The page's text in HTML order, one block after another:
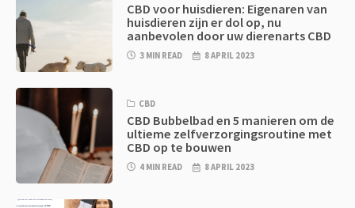
CBD voor huisdieren: Eigenaren van
huisdieren zijn er dol op, nu
aanbevolen door uw dierenarts CBD
3 MIN READ 8 APRIL 2023
CBD
CBD Bubbelbad en 5 manieren om de
ultieme zelfverzorgingsroutine met
CBD op te bouwen
4 MIN READ 8 APRIL 2023